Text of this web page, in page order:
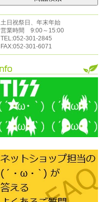
土日祝祭日、年末年始
営業時間 9:00～15:00
TEL:052-301-2845
FAX:052-301-6071